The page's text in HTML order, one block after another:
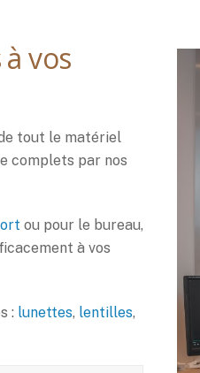
vos
tout le matériel
complets par nos
ou pour le bureau,
à vos
: lunettes, lentilles,